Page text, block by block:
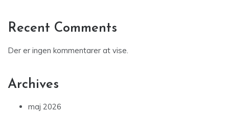
Recent Comments
Der er ingen kommentarer at vise.
Archives
maj 2026